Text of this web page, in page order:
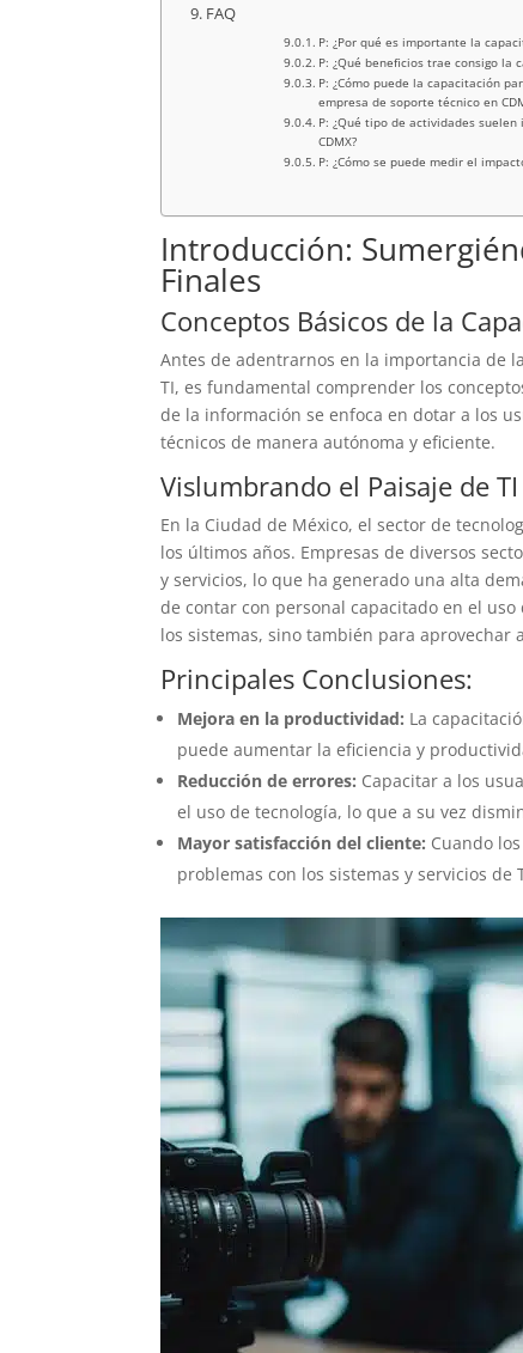
FAQ
P: ¿Por qué es importante la
P: ¿Qué beneficios trae consigo la
P: ¿Cómo puede la capacitación
empresa de soporte técnico en
P: ¿Qué tipo de actividades
CDMX?
P: ¿Cómo se puede medir el
Introducción:
Finales
Conceptos Básicos de la
Antes de adentrarnos en la importancia de
TI, es fundamental comprender los
de la información se enfoca en dotar a los
técnicos de manera autónoma y eficiente.
Vislumbrando el Paisaje de
En la Ciudad de México, el sector de
los últimos años. Empresas de diversos
y servicios, lo que ha generado una alta
de contar con personal capacitado en el
los sistemas, sino también para aprovechar
Principales Conclusiones:
Mejora en la productividad: La
puede aumentar la eficiencia y
Reducción de errores: Capacitar a los
el uso de tecnología, lo que a su vez
Mayor satisfacción del cliente: Cuando
problemas con los sistemas y servicios